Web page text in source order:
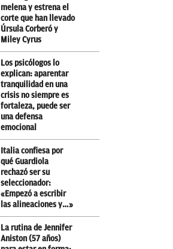
melena y estrena el
corte que han llevado
Úrsula Corberó y
Miley Cyrus
Los psicólogos lo
explican: aparentar
tranquilidad en una
crisis no siempre es
fortaleza, puede ser
una defensa
emocional
Italia confiesa por
qué Guardiola
rechazó ser su
seleccionador:
«Empezó a escribir
las alineaciones y…»
La rutina de Jennifer
Aniston (57 años)